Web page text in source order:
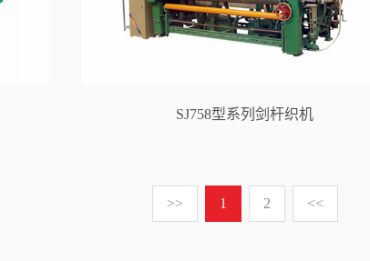
SJ758型系列剑杆织机
>> 1 2 <<